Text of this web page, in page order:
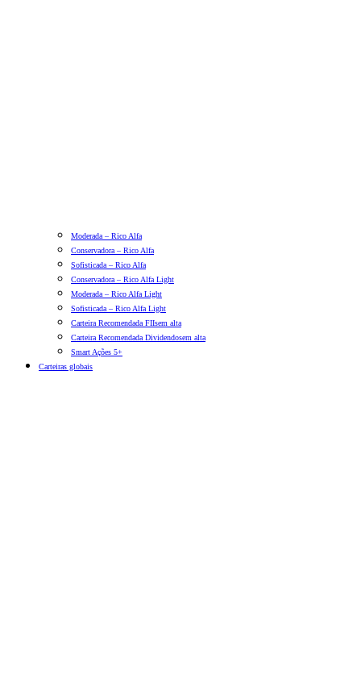
Moderada – Rico Alfa
Conservadora – Rico Alfa
Sofisticada – Rico Alfa
Conservadora – Rico Alfa Light
Moderada – Rico Alfa Light
Sofisticada – Rico Alfa Light
Carteira Recomendada FIIsem alta
Carteira Recomendada Dividendosem alta
Smart Ações 5+
Carteiras globais